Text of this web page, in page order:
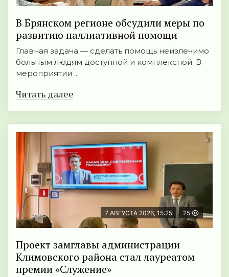
В Брянском регионе обсудили меры по
развитию паллиативной помощи
Главная задача — сделать помощь неизлечимо
больным людям доступной и комплексной. В
мероприятии ...
Читать далее
7 АВГУСТА 2026, 15:25 25
Проект замглавы администрации
Климовского района стал лауреатом
премии «Служение»